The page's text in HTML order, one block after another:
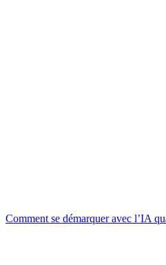
Comment se démarquer avec l’IA